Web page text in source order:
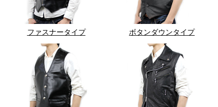
ファスナータイプ ボタンダウンタイプ